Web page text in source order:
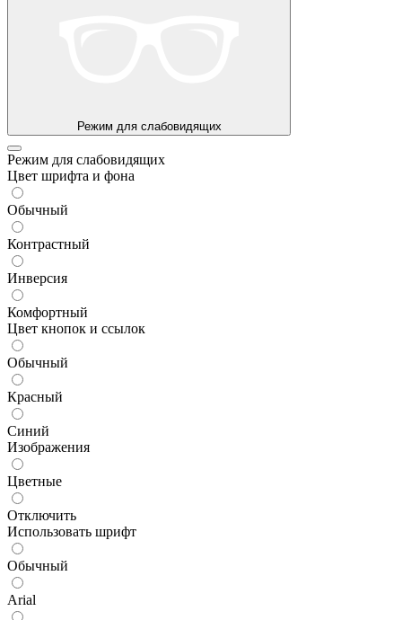
Режим для слабовидящих
Режим для слабовидящих
Цвет шрифта и фона
Обычный
Контрастный
Инверсия
Комфортный
Цвет кнопок и ссылок
Обычный
Красный
Синий
Изображения
Цветные
Отключить
Использовать шрифт
Обычный
Arial